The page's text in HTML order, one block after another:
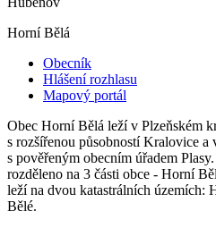
Horní Bělá
Obecník
Hlášení rozhlasu
Mapový portál
Obec Horní Bělá leží v Plzeňském
s rozšířenou působností Kralovice a
s pověřeným obecním úřadem
rozděleno na 3 části obce - Horní
leží na dvou katastrálních územích:
Bělé.